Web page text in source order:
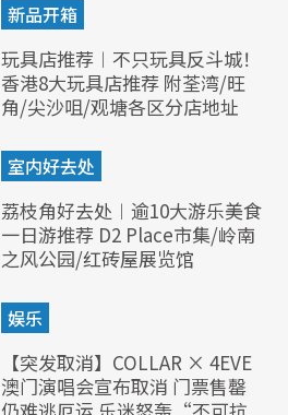
新品开箱
玩具店推荐︱不只玩具反斗城！
香港8大玩具店推荐 附荃湾/旺
角/尖沙咀/观塘各区分店地址
室内好去处
荔枝角好去处︱逾10大游乐美食
一日游推荐 D2 Place市集/岭南
之风公园/红砖屋展览馆
娱乐
【突发取消】COLLAR × 4EVE
澳门演唱会宣布取消 门票售罄